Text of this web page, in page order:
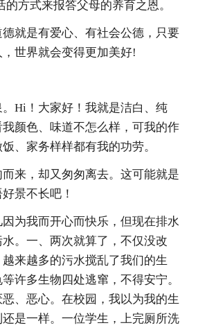
方式来报答父母的养育之恩。
就是有爱心、有社会公德，只要
世界就会变得更加美好!
Hi！大家好！我就是洁白、纯
颜色、味道不怎么样，可我的作
、家务样样都有我的功劳。
来，却又匆匆离去。这可能就是
景不长吧！
为我而开心而快乐，但现在排水
。一、两次就算了，不仅没改
来越多的污水搅乱了我们的生
许多生物四处逃窜，不得安宁。
、恶心。在校园，我以为我的生
是一样。一位学生，上完厕所洗